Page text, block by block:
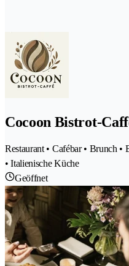
Cocoon Bistrot-
Restaurant • Cafébar • Brunch
• Italienische Küche
Geöffnet